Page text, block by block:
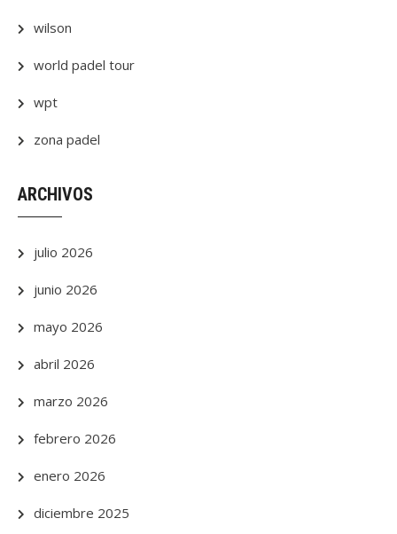
wilson
world padel tour
wpt
zona padel
ARCHIVOS
julio 2026
junio 2026
mayo 2026
abril 2026
marzo 2026
febrero 2026
enero 2026
diciembre 2025